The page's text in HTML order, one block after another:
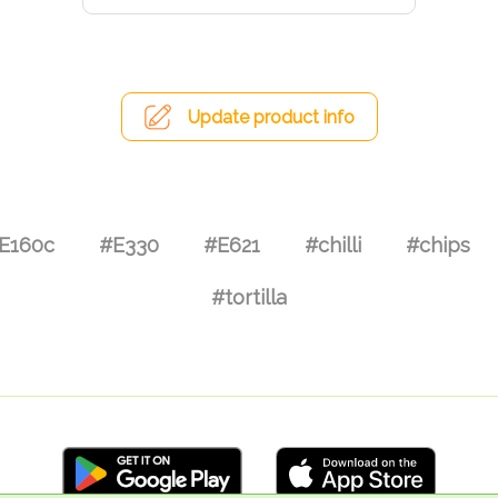
Update product info
#E330 #E621 #chilli #chips
#tortilla